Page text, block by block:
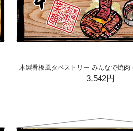
木製看板風タペストリー みんなで焼肉
3,542円